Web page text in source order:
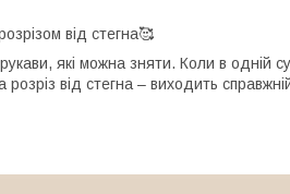
від стегна🥰
які можна зняти. Коли в одній
від стегна – виходить